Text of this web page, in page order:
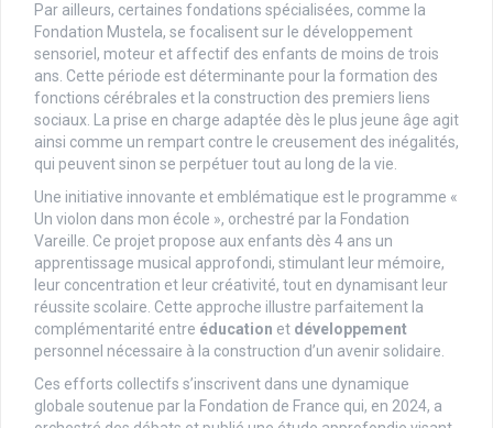
Par ailleurs, certaines fondations spécialisées, comme la
Fondation Mustela, se focalisent sur le développement
sensoriel, moteur et affectif des enfants de moins de trois
ans. Cette période est déterminante pour la formation des
fonctions cérébrales et la construction des premiers liens
sociaux. La prise en charge adaptée dès le plus jeune âge agit
ainsi comme un rempart contre le creusement des inégalités,
qui peuvent sinon se perpétuer tout au long de la vie.
Une initiative innovante et emblématique est le programme «
Un violon dans mon école », orchestré par la Fondation
Vareille. Ce projet propose aux enfants dès 4 ans un
apprentissage musical approfondi, stimulant leur mémoire,
leur concentration et leur créativité, tout en dynamisant leur
réussite scolaire. Cette approche illustre parfaitement la
complémentarité entre éducation et développement
personnel nécessaire à la construction d’un avenir solidaire.
Ces efforts collectifs s’inscrivent dans une dynamique
globale soutenue par la Fondation de France qui, en 2024, a